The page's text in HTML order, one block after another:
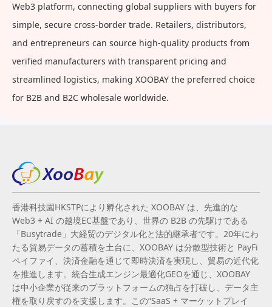
Web3 platform, connecting global suppliers with buyers for
simple, secure cross-border trade. Retailers, distributors,
and entrepreneurs can source high-quality products from
verified manufacturers with transparent pricing and
streamlined logistics, making XOOBAY the preferred choice
for B2B and B2C wholesale worldwide.
香港科技園HKSTPにより孵化された XOOBAY は、先進的な
Web3 + AI の越境EC基盤であり、世界の B2B の先駆けである
「Busytrade」大経贸のデジタル化と法的継承者です。20年にわ
たる貿易データの蓄積を土台に、XOOBAY は分散型技術と PayFi
ペイファイ、決済金融を通じて即時決済を実現し、貿易の近代化
を推進します。統合生成エンジン最適化GEOを通じ、XOOBAY
は中小企業が従来のプラットフォームの独占を打破し、データ主
権を取り戻すのを支援します。この“SaaS + マーケットプレイ